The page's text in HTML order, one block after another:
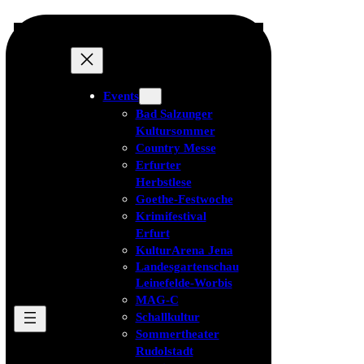
Events
Bad Salzunger
Kultursommer
Country Messe
Erfurter
Herbstlese
Goethe-Festwoche
Krimifestival
Erfurt
KulturArena Jena
Landesgartenschau
Leinefelde-Worbis
MAG-C
Schallkultur
Sommertheater
Rudolstadt